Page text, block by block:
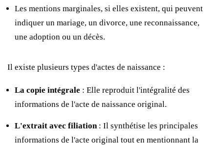
Les mentions marginales, si elles existent, qui peuvent
indiquer un mariage, un divorce, une reconnaissance,
une adoption ou un décès.
Il existe plusieurs types d'actes de naissance :
La copie intégrale : Elle reproduit l'intégralité des
informations de l'acte de naissance original.
L'extrait avec filiation: Il synthétise les principales
informations de l'acte original tout en mentionnant la